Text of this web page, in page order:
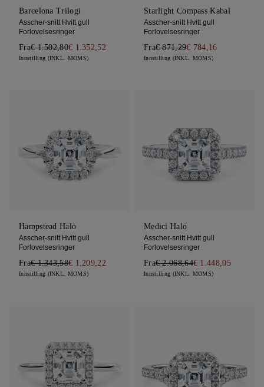
Barcelona Trilogi
Asscher-snitt Hvitt gull
Forlovelsesringer
Fra€ 1.502,80€ 1.352,52
Innstilling (INKL. MOMS)
Starlight Compass Kabal
Asscher-snitt Hvitt gull
Forlovelsesringer
Fra€ 871,29€ 784,16
Innstilling (INKL. MOMS)
Hampstead Halo
Asscher-snitt Hvitt gull
Forlovelsesringer
Fra€ 1.343,58€ 1.209,22
Innstilling (INKL. MOMS)
Medici Halo
Asscher-snitt Hvitt gull
Forlovelsesringer
Fra€ 2.068,64€ 1.448,05
Innstilling (INKL. MOMS)